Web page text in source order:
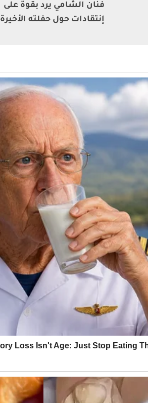
فنان الشامي يرد بقوة على
إنتقادات حول حفلته الأخيرة